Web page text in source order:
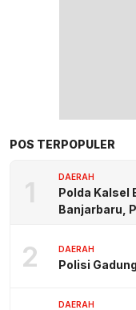
POS TERPOPULER
1 DAERAH
Polda Kalsel
Banjarbaru,
2 DAERAH
Polisi
DAERAH